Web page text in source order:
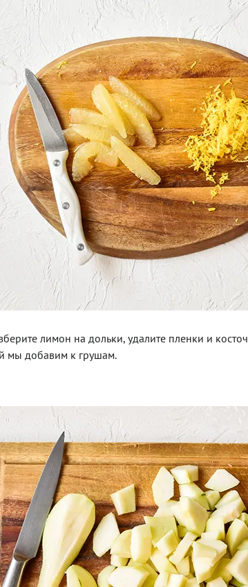
лимон на дольки, удалите пленки и
мы добавим к грушам.